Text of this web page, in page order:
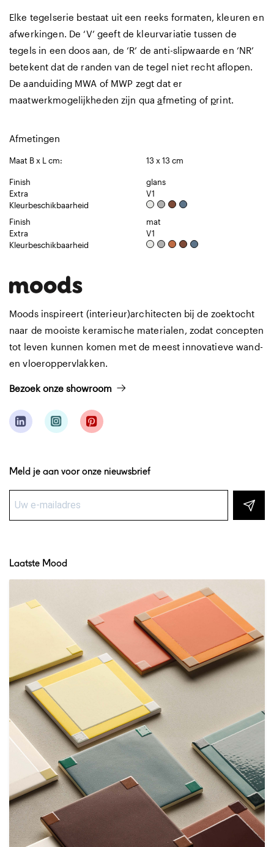
Elke tegelserie bestaat uit een reeks formaten, kleuren en
afwerkingen. De ‘V’ geeft de kleurvariatie tussen de
tegels in een doos aan, de ‘R’ de anti-slipwaarde en ‘NR’
betekent dat de randen van de tegel niet recht aflopen.
De aanduiding MWA of MWP zegt dat er
maatwerkmogelijkheden zijn quaafmeting of print.
Afmetingen
Maat B x L cm: 13 x 13 cm
Finish
glans
Extra
V1
Kleurbeschikbaarheid
Finish
mat
Extra
V1
Kleurbeschikbaarheid
Moods inspireert (interieur)architecten bij de zoektocht
naar de mooiste keramische materialen, zodat concepten
tot leven kunnen komen met de meest innovatieve wand-
en vloeroppervlakken.
Bezoek onze showroom
Meld je aan voor onze nieuwsbrief
Laatste Mood